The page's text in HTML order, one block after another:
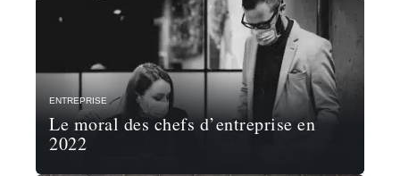
ENTREPRISE
Le moral des chefs d’entreprise en
2022